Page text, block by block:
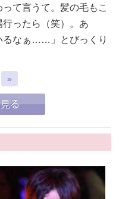
て言うて。髪の毛もこ
ったら（笑）。あ
なぁ……」とびっくり
»